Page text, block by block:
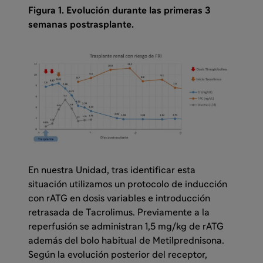
Figura 1. Evolución durante las primeras 3
semanas postrasplante.
En nuestra Unidad, tras identificar esta
situación utilizamos un protocolo de inducción
con rATG en dosis variables e introducción
retrasada de Tacrolimus. Previamente a la
reperfusión se administran 1,5 mg/kg de rATG
además del bolo habitual de Metilprednisona.
Según la evolución posterior del receptor,